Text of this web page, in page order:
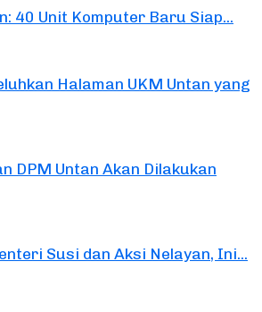
40 Unit Komputer Baru Siap...
Halaman UKM Untan yang
DPM Untan Akan Dilakukan
Susi dan Aksi Nelayan, Ini...